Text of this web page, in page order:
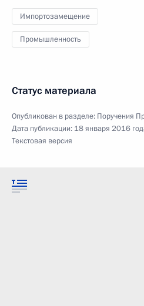
Импортозамещение
Промышленность
Статус материала
Опубликован в разделе: Поручения
Дата публикации: 18 января 2016
Текстовая версия